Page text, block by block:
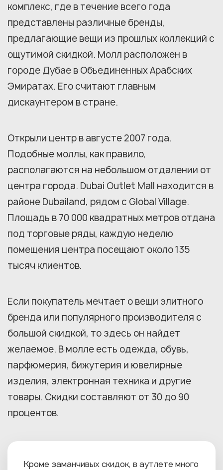
комплекс, где в течение всего года
представлены различные бренды,
предлагающие вещи из прошлых коллекций с
ощутимой скидкой. Молл расположен в
городе Дубае в Объединенных Арабских
Эмиратах. Его считают главным
дискаунтером в стране.
Открыли центр в августе 2007 года.
Подобные моллы, как правило,
располагаются на небольшом отдалении от
центра города. Dubai Outlet Mall находится в
районе Dubailand, рядом с Global Village.
Площадь в 70 000 квадратных метров отдана
под торговые ряды, каждую неделю
помещения центра посещают около 135
тысяч клиентов.
Если покупатель мечтает о вещи элитного
бренда или популярного производителя с
большой скидкой, то здесь он найдет
желаемое. В молле есть одежда, обувь,
парфюмерия, бижутерия и ювелирные
изделия, электронная техника и другие
товары. Скидки составляют от 30 до 90
процентов.
Кроме заманчивых скидок, в аутлете много